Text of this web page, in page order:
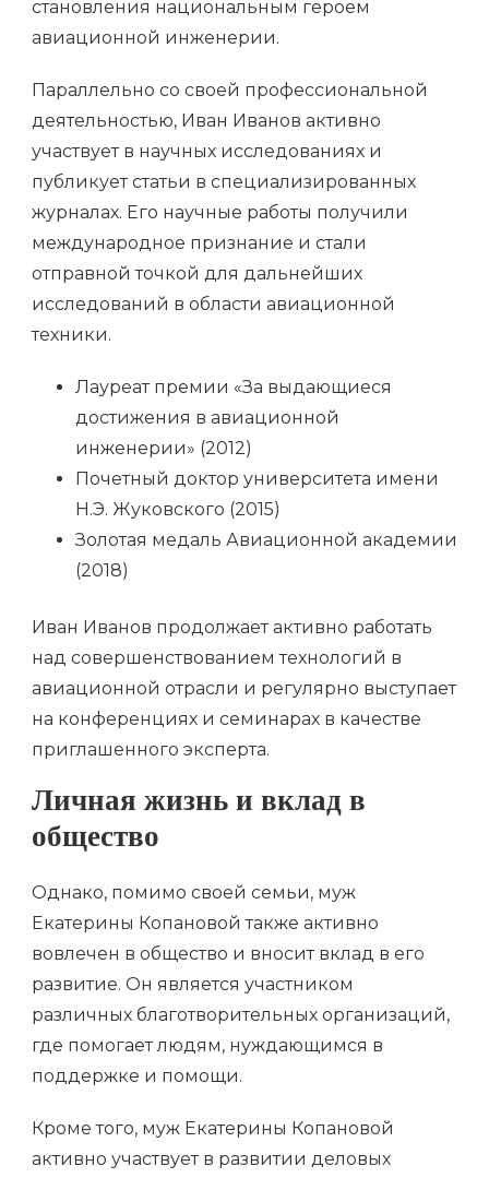
становления национальным героем
авиационной инженерии.
Параллельно со своей профессиональной
деятельностью, Иван Иванов активно
участвует в научных исследованиях и
публикует статьи в специализированных
журналах. Его научные работы получили
международное признание и стали
отправной точкой для дальнейших
исследований в области авиационной
техники.
Лауреат премии «За выдающиеся
достижения в авиационной
инженерии» (2012)
Почетный доктор университета имени
Н.Э. Жуковского (2015)
Золотая медаль Авиационной академии
(2018)
Иван Иванов продолжает активно работать
над совершенствованием технологий в
авиационной отрасли и регулярно выступает
на конференциях и семинарах в качестве
приглашенного эксперта.
Личная жизнь и вклад в
общество
Однако, помимо своей семьи, муж
Екатерины Копановой также активно
вовлечен в общество и вносит вклад в его
развитие. Он является участником
различных благотворительных организаций,
где помогает людям, нуждающимся в
поддержке и помощи.
Кроме того, муж Екатерины Копановой
активно участвует в развитии деловых